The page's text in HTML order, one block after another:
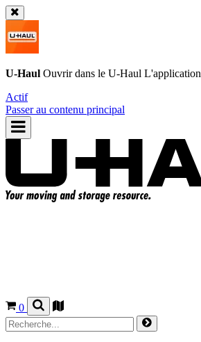
U-Haul Ouvrir dans le U-Haul L'application
Actif
Passer au contenu principal
0